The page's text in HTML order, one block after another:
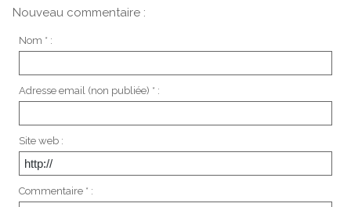
Nouveau commentaire :
Nom * :
Adresse email (non publiée) * :
Site web :
Commentaire * :